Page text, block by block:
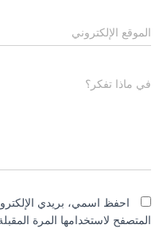
الموقع الإلكتروني
في ماذا تفكر؟
احفظ اسمي، بريدي
المتصفح لاستخدامها المرة